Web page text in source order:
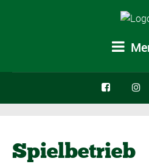
Spielbetrieb